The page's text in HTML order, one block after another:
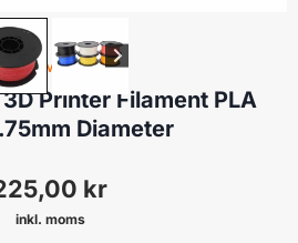
FILAMENT
3D Printer Filament PLA
Diameter
kr
inkl. moms